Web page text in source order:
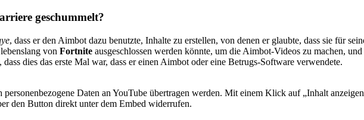
geschummelt?
, dass er den Aimbot dazu benutzte, Inhalte zu erstellen, von denen er glaubte, dass sie für
von Fortnite ausgeschlossen werden könnte, um die Aimbot-Videos zu machen,
dass dies das erste Mal war, dass er einen Aimbot oder eine Betrugs-Software verwendete.
Daten an YouTube übertragen werden. Mit einem Klick auf „Inhalt
den Button direkt unter dem Embed widerrufen.